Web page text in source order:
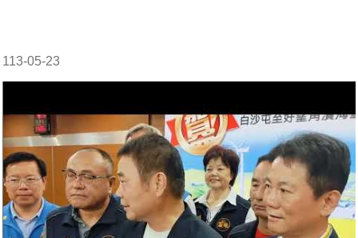
113-05-23